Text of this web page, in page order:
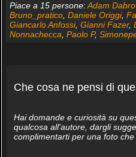
Piace a 15 persone:Adam
Bruno_pratico, Daniele Origgi,
Giancarlo Anfossi, Gianni Fazer,
Nonnachecca, Paolo P,
Che cosa ne pensi di
Hai domande e curiosità su
qualcosa all'autore, dargli
complimentarti per una foto